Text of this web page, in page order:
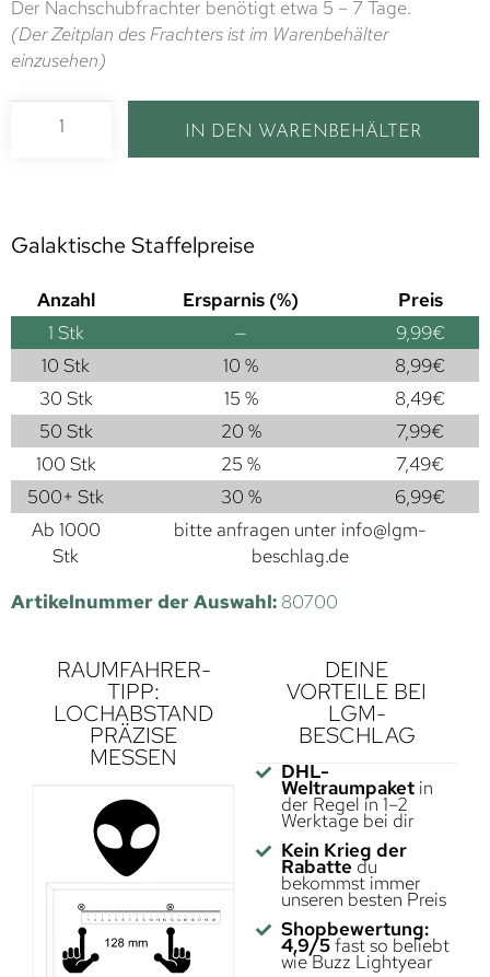
Der Nachschubfrachter benötigt etwa 5 – 7 Tage.
(Der Zeitplan des Frachters ist im Warenbehälter
einzusehen)
IN DEN WARENBEHÄLTER
Galaktische Staffelpreise
Anzahl Ersparnis (%)
Preis
1 Stk — 9,99€
10 Stk
10 % 8,99€
30 Stk
15 % 8,49€
50 Stk
20 % 7,99€
100 Stk
25 % 7,49€
500+ Stk
30 % 6,99€
Ab 1000
Stk
bitte anfragen unter info@lgm-
beschlag.de
Artikelnummer der Auswahl: 80700
RAUMFAHRER-
TIPP:
LOCHABSTAND
PRÄZISE
MESSEN
DEINE
VORTEILE BEI
LGM-
BESCHLAG
DHL-
Weltraumpaketin
der Regel in 1–2
Werktage bei dir
Kein Krieg der
Rabattedu
bekommst immer
unseren besten Preis
Shopbewertung:
4,9/5fast so beliebt
wie Buzz Lightyear